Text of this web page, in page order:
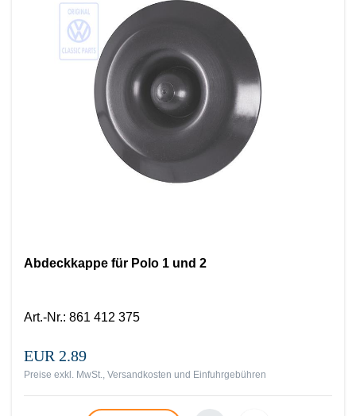
Abdeckkappe für Polo 1 und 2
Art.-Nr.: 861 412 375
EUR 2.89
Preise exkl. MwSt., Versandkosten und Einfuhrgebühren